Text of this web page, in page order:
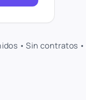
• Sin contratos